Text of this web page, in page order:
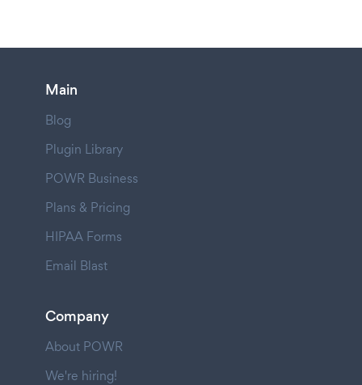
Main
Blog
Plugin Library
POWR Business
Plans & Pricing
HIPAA Forms
Email Blast
Company
About POWR
We're hiring!